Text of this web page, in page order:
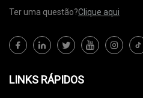
Ter uma questão?Clique aqui
LINKS RÁPIDOS